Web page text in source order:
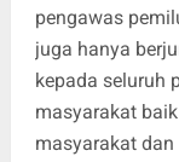
pengawas
juga hanya
kepada seluruh
masyarakat
masyarakat